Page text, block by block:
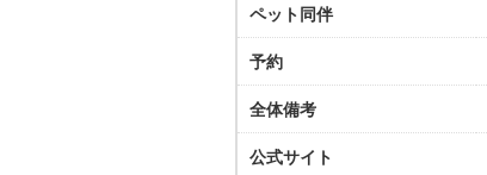
ペット同伴
予約
全体備考
公式サイト